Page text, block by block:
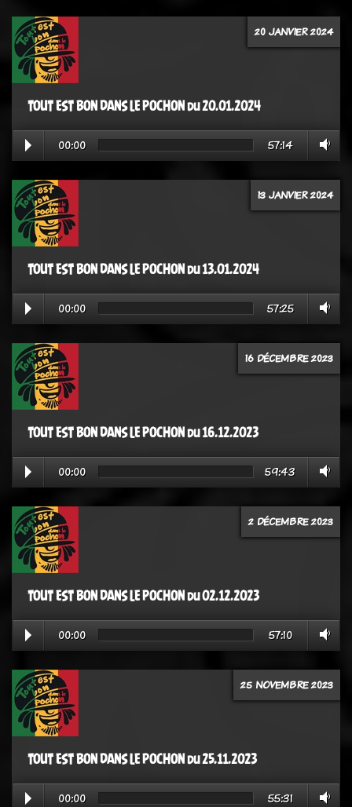
20 JANVIER 2024
TOUT EST BON DANS LE POCHON du 20.01.2024
00:00 57:14
13 JANVIER 2024
TOUT EST BON DANS LE POCHON du 13.01.2024
00:00 57:25
16 DÉCEMBRE 2023
TOUT EST BON DANS LE POCHON du 16.12.2023
00:00 59:43
2 DÉCEMBRE 2023
TOUT EST BON DANS LE POCHON du 02.12.2023
00:00 57:10
25 NOVEMBRE 2023
TOUT EST BON DANS LE POCHON du 25.11.2023
00:00 55:31